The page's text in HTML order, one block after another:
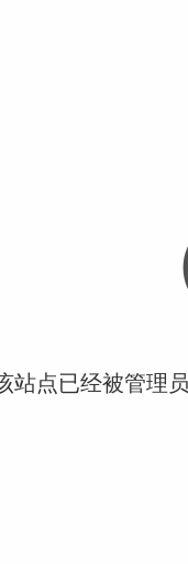
站点已经被管理